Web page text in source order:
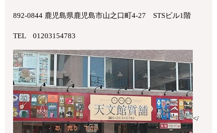
892-0844 鹿児島県鹿児島市山之口町4-27 STSビル1階
TEL 01203154783
</